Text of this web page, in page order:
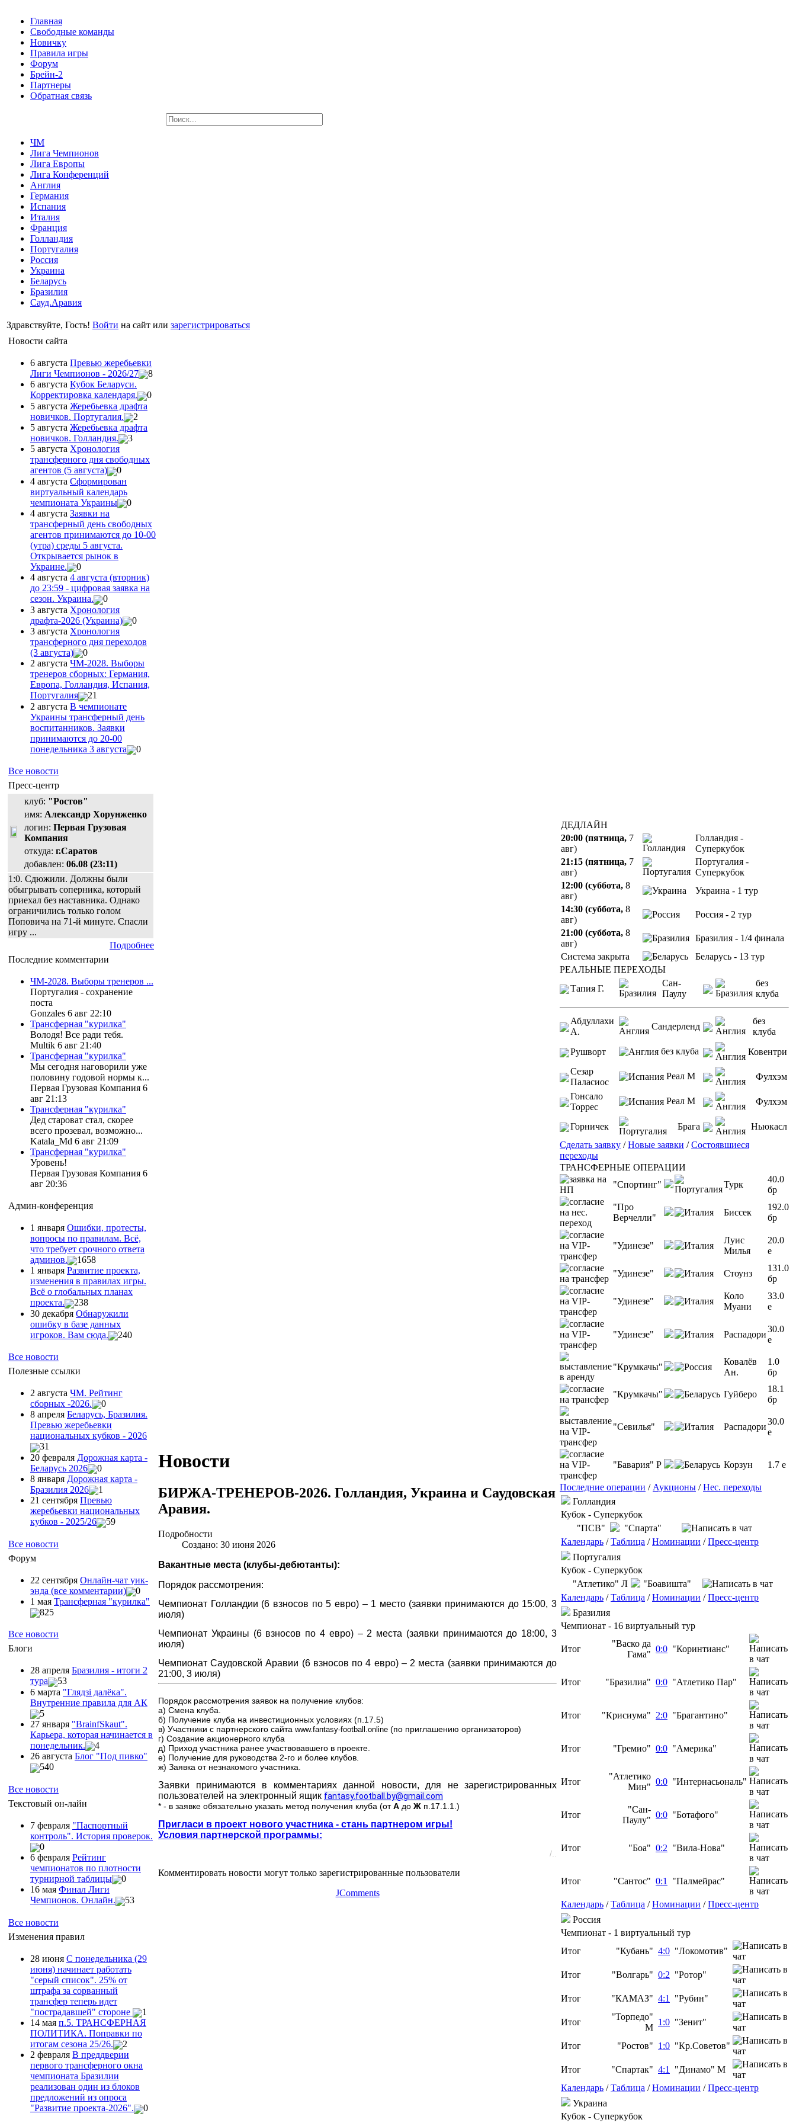
Главная
Свободные команды
Новичку
Правила игры
Форум
Брейн-2
Партнеры
Обратная связь
ЧМ
Лига Чемпионов
Лига Европы
Лига Конференций
Англия
Германия
Испания
Италия
Франция
Голландия
Португалия
Россия
Украина
Беларусь
Бразилия
Сауд.Аравия
Здравствуйте, Гость! Войти на сайт или зарегистрироваться
Новости сайта
6 августа Превью жеребьевки
Лиги Чемпионов - 2026/27
8
6 августа Кубок Беларуси.
Корректировка календаря.
0
5 августа Жеребьевка драфта
новичков. Португалия.
2
5 августа Жеребьевка драфта
новичков. Голландия.
3
5 августа Хронология
трансферного дня свободных
агентов (5 августа)
0
4 августа Сформирован
виртуальный календарь
чемпионата Украины
0
4 августа Заявки на
трансферный день свободных
агентов принимаются до 10-00
(утра) среды 5 августа.
Открывается рынок в
Украине.
0
4 августа 4 августа (вторник)
до 23:59 - цифровая заявка на
сезон. Украина.
0
3 августа Хронология
драфта-2026 (Украина)
0
3 августа Хронология
трансферного дня переходов
(3 августа)
0
2 августа ЧМ-2028. Выборы
тренеров сборных: Германия,
Европа, Голландия, Испания,
Португалия
21
2 августа В чемпионате
Украины трансферный день
воспитанников. Заявки
принимаются до 20-00
понедельника 3 августа
0
Все новости
Пресс-центр
клуб: "Ростов"
имя: Александр Хорунженко
логин: Первая Грузовая
Компания
откуда: г.Саратов
добавлен: 06.08 (23:11)
1:0. Сдюжили. Должны были
обыгрывать соперника, который
приехал без наставника. Однако
ограничились только голом
Поповича на 71-й минуте. Спасли
игру ...
Подробнее
Последние комментарии
ЧМ-2028. Выборы тренеров ...
Португалия - сохранение
поста
Gonzales 6 авг 22:10
Трансферная "курилка"
Володя! Все ради тебя.
Multik 6 авг 21:40
Трансферная "курилка"
Мы сегодня наговорили уже
половину годовой нормы к...
Первая Грузовая Компания 6
авг 21:13
Трансферная "курилка"
Дед староват стал, скорее
всего прозевал, возможно...
Katala_Md 6 авг 21:09
Трансферная "курилка"
Уровень!
Первая Грузовая Компания 6
авг 20:36
Админ-конференция
1 января Ошибки, протесты,
вопросы по правилам. Всё,
что требует срочного ответа
админов.
1658
1 января Развитие проекта,
изменения в правилах игры.
Всё о глобальных планах
проекта.
238
30 декабря Обнаружили
ошибку в базе данных
игроков. Вам сюда.
240
Все новости
Полезные ссылки
2 августа ЧМ. Рейтинг
сборных -2026.
0
8 апреля Беларусь, Бразилия.
Превью жеребьевки
национальных кубков - 2026
31
20 февраля Дорожная карта -
Беларусь 2026
0
8 января Дорожная карта -
Бразилия 2026
1
21 сентября Превью
жеребьевки национальных
кубков - 2025/26
59
Все новости
Форум
22 сентября Онлайн-чат уик-
энда (все комментарии)
0
1 мая Трансферная "курилка"
825
Все новости
Блоги
28 апреля Бразилия - итоги 2
тура
53
6 марта "Глядзi далёка".
Внутренние правила для АК
5
27 января "ВrainfSkaut".
Карьера, которая начинается в
понедельник.
4
26 августа Блог "Под пивко"
540
Все новости
Текстовый он-лайн
7 февраля "Паспортный
контроль". История проверок.
0
6 февраля Рейтинг
чемпионатов по плотности
турнирной таблицы
0
16 мая Финал Лиги
Чемпионов. Онлайн.
53
Все новости
Изменения правил
28 июня С понедельника (29
июня) начинает работать
"серый список". 25% от
штрафа за сорванный
трансфер теперь идет
"пострадавшей" стороне
1
14 мая п.5. ТРАНСФЕРНАЯ
ПОЛИТИКА. Поправки по
итогам сезона 25/26.
2
2 февраля В преддверии
первого трансферного окна
чемпионата Бразилии
реализован один из блоков
предложений из опроса
"Развитие проекта-2026".
0
Новости
БИРЖА-ТРЕНЕРОВ-2026. Голландия, Украина и Саудовская
Аравия.
Подробности
Создано: 30 июня 2026
Вакантные места (клубы-дебютанты):
Порядок рассмотрения:
Чемпионат Голландии (6 взносов по 5 евро) – 1 место (заявки принимаются до 15:00, 3
июля)
Чемпионат Украины (6 взносов по 4 евро) – 2 места (заявки принимаются до 18:00, 3
июля)
Чемпионат Саудовской Аравии (6 взносов по 4 евро) – 2 места (заявки принимаются до
21:00, 3 июля)
Порядок рассмотрения заявок на получение клубов:
а) Смена клуба.
б) Получение клуба на инвестиционных условиях (п.17.5)
в) Участники с партнерского сайта www.fantasy-football.online (по приглашению организаторов)
г) Создание акционерного клуба
д) Приход участника ранее участвовавшего в проекте.
е) Получение для руководства 2-го и более клубов.
ж) Заявка от незнакомого участника.
Заявки принимаются в комментариях данной новости, для не зарегистрированных
пользователей на электронный ящик fantasy.football.by@gmail.com
* - в заявке обязательно указать метод получения клуба (отА до Ж п.17.1.1.)
Пригласи в проект нового участника - стань партнером игры!
Условия партнерской программы:
/..
Комментировать новости могут только зарегистрированные пользователи
JComments
ДЕДЛАЙН
20:00 (пятница, 7
авг)
Голландия -
Суперкубок
21:15 (пятница, 7
авг)
Португалия -
Суперкубок
12:00 (суббота, 8
авг)
Украина - 1 тур
14:30 (суббота, 8
авг)
Россия - 2 тур
21:00 (суббота, 8
авг)
Бразилия - 1/4 финала
Система закрыта
Беларусь - 13 тур
РЕАЛЬНЫЕ ПЕРЕХОДЫ
Тапия Г.
Сан-
Паулу
без
клуба
Абдуллахи
А.
Сандерленд
без
клуба
Рушворт
без клуба
Ковентри
Сезар
Паласиос
Реал М
Фулхэм
Гонсало
Торрес
Реал М Фулхэм
Горничек Брага
Ньюкасл
Сделать заявку /Новые заявки /Состоявшиеся
переходы
ТРАНСФЕРНЫЕ ОПЕРАЦИИ
"Спортинг"
Турк
40.0
бр
"Про
Верчелли"
Биссек
192.0
бр
"Удинезе"
Луис
Милья
20.0
e
"Удинезе" Стоунз
131.0
бр
"Удинезе"
Коло
Муани
33.0
e
"Удинезе" Распадори
30.0
e
"Крумкачы"
Ковалёв
Ан.
1.0
бр
"Крумкачы" Гуйберо
18.1
бр
"Севилья" Распадори
30.0
e
"Бавария" Р Корзун 1.7 e
Последние операции / Аукционы /Нес. переходы
Голландия
Кубок - Суперкубок
"ПСВ"
"Спарта"
Календарь /Таблица /Номинации /Пресс-центр
Португалия
Кубок - Суперкубок
"Атлетико" Л
"Боавишта"
Календарь /Таблица /Номинации /Пресс-центр
Бразилия
Чемпионат - 16 виртуальный тур
Итог
"Васко да
Гама"
0:0 "Коринтианс"
Итог "Бразилиа" 0:0 "Атлетико Пар"
Итог "Крисиума" 2:0 "Брагантино"
Итог "Гремио" 0:0 "Америка"
Итог
"Атлетико
Мин"
0:0 "Интернасьональ"
Итог
"Сан-
Паулу"
0:0 "Ботафого"
Итог "Боа" 0:2 "Вила-Нова"
Итог "Сантос" 0:1 "Палмейрас"
Календарь /Таблица /Номинации /Пресс-центр
Россия
Чемпионат - 1 виртуальный тур
Итог
"Кубань" 4:0 "Локомотив"
Итог "Волгарь" 0:2 "Ротор"
Итог "КАМАЗ" 4:1 "Рубин"
Итог
"Торпедо"
М
1:0 "Зенит"
Итог "Ростов" 1:0 "Кр.Советов"
Итог "Спартак" 4:1
"Динамо" М
Календарь /Таблица /Номинации /Пресс-центр
Украина
Кубок - Суперкубок